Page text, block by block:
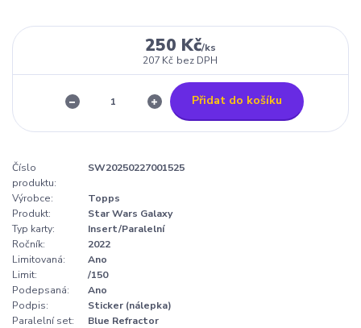
250 Kč/ks
207 Kč bez DPH
Přidat do košíku
Číslo
produktu:
SW20250227001525
Výrobce:
Topps
Produkt:
Star Wars Galaxy
Typ karty:
Insert/Paralelní
Ročník:
2022
Limitovaná:
Ano
Limit:
/150
Podepsaná:
Ano
Podpis:
Sticker (nálepka)
Paralelní set:
Blue Refractor